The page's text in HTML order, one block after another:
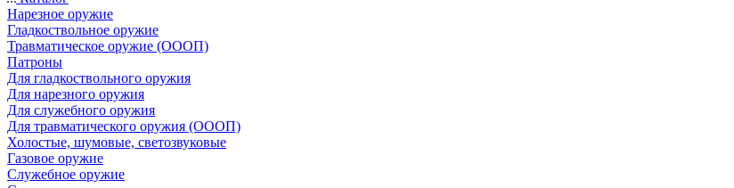
Нарезное оружие
Гладкоствольное оружие
Травматическое оружие (ОООП)
Патроны
Для гладкоствольного оружия
Для нарезного оружия
Для служебного оружия
Для травматического оружия (ОООП)
Холостые, шумовые, светозвуковые
Газовое оружие
Служебное оружие